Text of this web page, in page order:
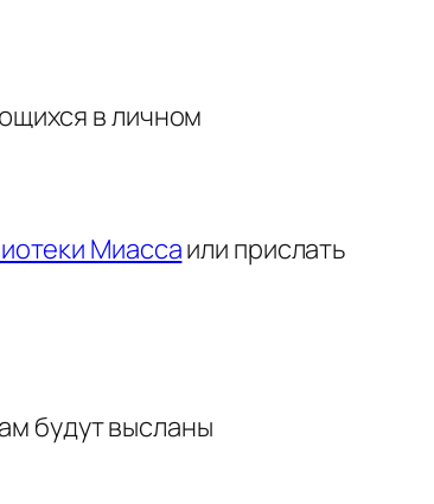
в личном
Миассаили прислать
будут высланы